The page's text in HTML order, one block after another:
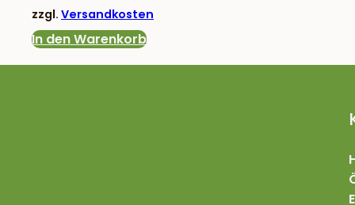
24,83 €
zzgl. Versandkosten
In den Warenkorb